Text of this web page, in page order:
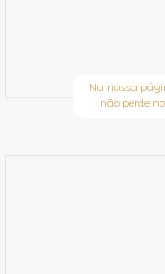
Na nossa
não perde